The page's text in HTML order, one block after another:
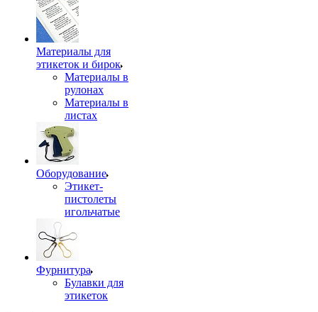
Материалы для
этикеток и бирок
Материалы в
рулонах
Материалы в
листах
Оборудование
Этикет-
пистолеты
игольчатые
Фурнитура
Булавки для
этикеток